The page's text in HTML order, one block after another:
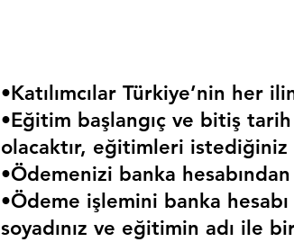
•Katılımcılar Türkiye’nin her
•Eğitim başlangıç ve bitiş
olacaktır, eğitimleri
•Ödemenizi banka
•Ödeme işlemini banka
soyadınız ve eğitimin adı ile